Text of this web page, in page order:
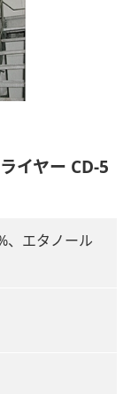
イヤー CD-5
、エタノール